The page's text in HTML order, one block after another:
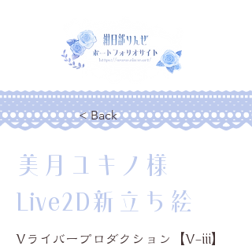
< Back
美月ユキノ様
Live2D新立ち絵
Vライバープロダクション【V-iii】